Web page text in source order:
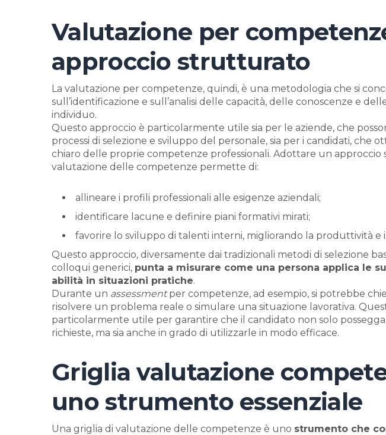
Valutazione per
approccio strutturato
La valutazione per competenze, quindi, è una metodologia che si
sull’identificazione e sull’analisi delle capacità, delle conoscenze e
individuo.
Questo approccio è particolarmente utile sia per le aziende, che
processi di selezione e sviluppo del personale, sia per i candidati, che
chiaro delle proprie competenze professionali. Adottare un
valutazione delle competenze permette di:
allineare i profili professionali alle esigenze aziendali;
identificare lacune e definire piani formativi mirati;
favorire lo sviluppo di talenti interni, migliorando la produttività e
Questo approccio, diversamente dai tradizionali metodi di selezione
colloqui generici, punta a misurare come una persona applica le
abilità in situazioni pratiche.
Durante un assessmentper competenze, ad esempio, si potrebbe
risolvere un problema reale o simulare una situazione lavorativa.
particolarmente utile per garantire che il candidato non solo
richieste, ma sia anche in grado di utilizzarle in modo efficace.
Griglia valutazione
uno strumento essenziale
Una griglia di valutazione delle competenze è uno strumento che